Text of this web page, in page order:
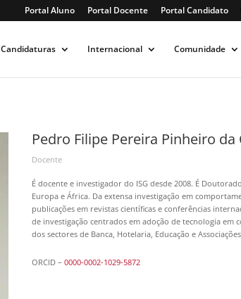
Portal Aluno Portal Docente Portal Candidato
Candidaturas Internacional Comunidade
Pedro Filipe Pereira Pinheiro da
Docente
É docente e investigador do ISG desde 2008. É
Europa e África. Da extensa investigação em
publicações em revistas científicas e conferências
de investigação centrados em adoção de tecnologia
dos sectores de Banca, Hotelaria, Educação e
ORCID – 0000-0002-1029-5872